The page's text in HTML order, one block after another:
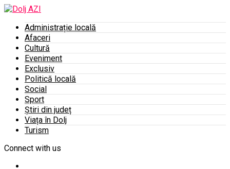
Administrație locală
Afaceri
Cultură
Eveniment
Exclusiv
Politică locală
Social
Sport
Știri din județ
Viața în Dolj
Turism
Connect with us